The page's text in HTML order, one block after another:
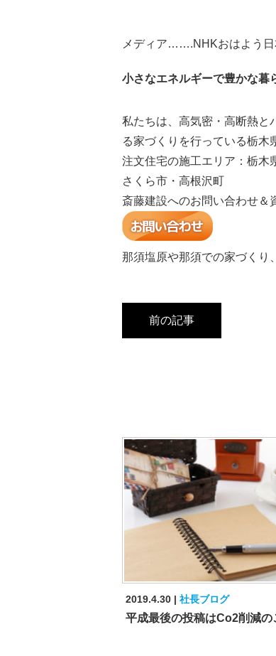
メディア…….NHKおはよう
小さなエネルギーで豊かな暮
私たちは、高気密・高断熱と
る家づくりを行っている栃木
注文住宅の施工エリア：栃木
さくら市・高根沢町
斎藤建設へのお問い合わせ＆
那須塩原や那須での家づくり
前の記事
2019.4.30 社長ブログ
平成最後の投稿はCo2削減の